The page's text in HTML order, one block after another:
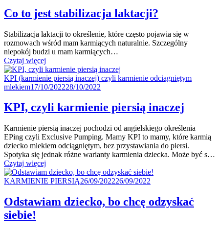
opowieść
bez lukru"
Co to jest stabilizacja laktacji?
Stabilizacja laktacji to określenie, które często pojawia się w
rozmowach wśród mam karmiących naturalnie. Szczególny
niepokój budzi u mam karmiących…
Czytaj więcej
stabilizacja
laktacji?"
Kategoria
KPI (karmienie piersią inaczej) czyli karmienie odciągniętym
mlekiemPosted
17/10/202228/10/2022
KPI, czyli karmienie piersią inaczej
Karmienie piersią inaczej pochodzi od angielskiego określenia
EPing czyli Exclusive Pumping. Mamy KPI to mamy, które karmią
dziecko mlekiem odciągniętym, bez przystawiania do piersi.
Spotyka się jednak różne warianty karmienia dziecka. Może być s…
Czytaj więcej
czyli
karmienie
inaczej"
Kategoria
KARMIENIE PIERSIĄPosted
26/09/202226/09/2022
Odstawiam dziecko, bo chcę odzyskać
siebie!